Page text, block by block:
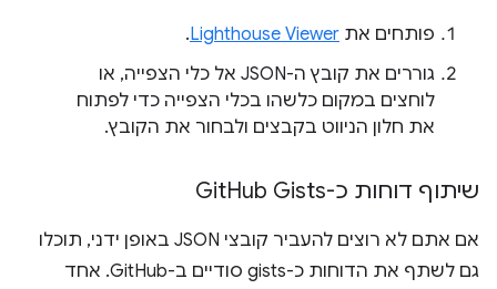
פותחים את Lighthouse Viewer
.
גוררים את קובץ ה-JSON אל כלי הצפייה, או
לוחצים במקום כלשהו בכלי הצפייה כדי לפתוח
את חלון הניווט בקבצים ולבחור את הקובץ.
שיתוף דוחות כ-GitHub Gists
אם אתם לא רוצים להעביר קובצי JSON באופן ידני, תוכלו
גם לשתף את הדוחות כ-gists סודיים ב-GitHub. אחד